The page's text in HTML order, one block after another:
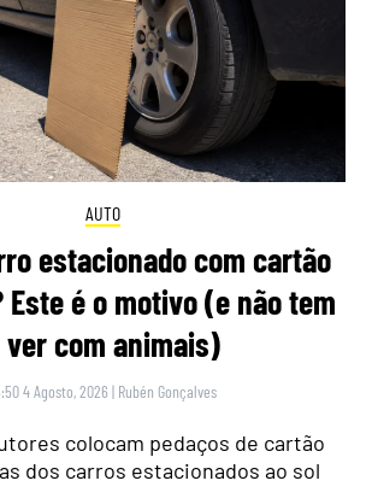
AUTO
estacionado com cartão
Este é o motivo (e não tem
ver com animais)
4 Agosto, 2026 | Rubén Gonçalves
colocam pedaços de cartão
dos carros estacionados ao sol